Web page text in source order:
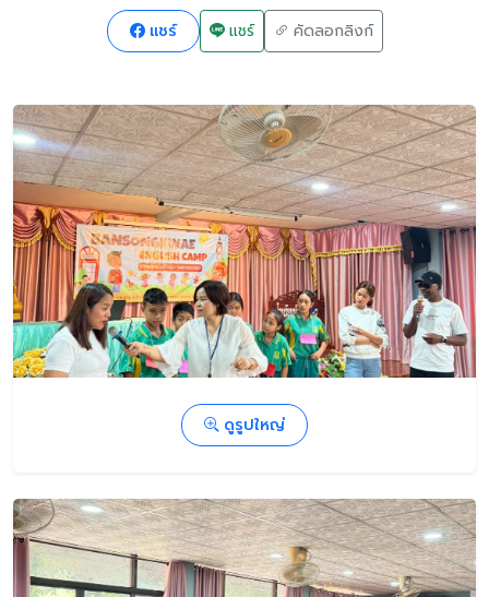
แชร์ แชร์ คัดลอกลิงก์
ดูรูปใหญ่